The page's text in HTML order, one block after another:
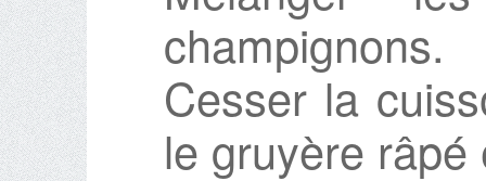
champignons.
Cesser la
le gruyère